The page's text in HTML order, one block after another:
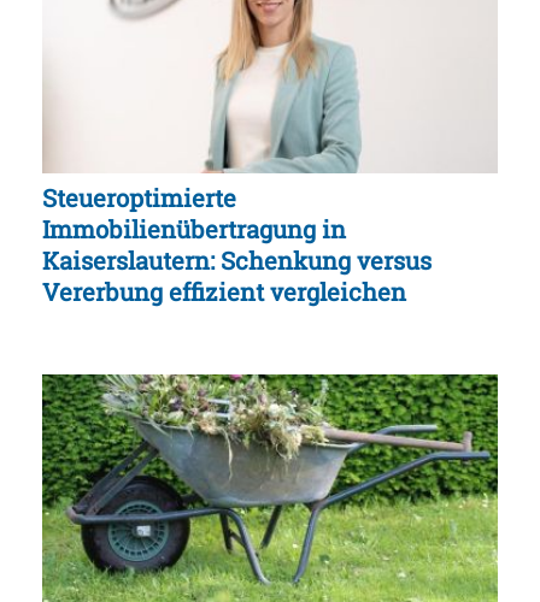
Steueroptimierte
Immobilienübertragung in
Kaiserslautern: Schenkung versus
Vererbung effizient vergleichen